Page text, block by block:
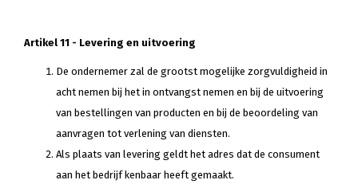
Artikel 11 - Levering en uitvoering
De ondernemer zal de grootst mogelijke zorgvuldigheid in
acht nemen bij het in ontvangst nemen en bij de uitvoering
van bestellingen van producten en bij de beoordeling van
aanvragen tot verlening van diensten.
Als plaats van levering geldt het adres dat de consument
aan het bedrijf kenbaar heeft gemaakt.